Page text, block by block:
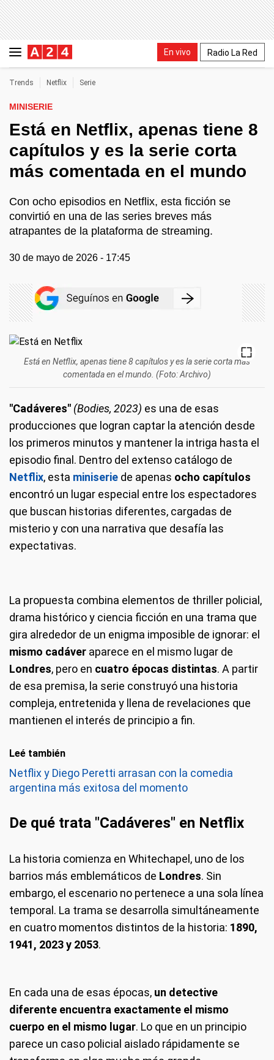
En vivo Radio La Red
Trends Netflix Serie
MINISERIE
Está en Netflix, apenas tiene 8
capítulos y es la serie corta
más comentada en el mundo
Con ocho episodios en Netflix, esta ficción se
convirtió en una de las series breves más
atrapantes de la plataforma de streaming.
30 de mayo de 2026 - 17:45
Está en Netflix, apenas tiene 8 capítulos y es la serie corta más
comentada en el mundo. (Foto: Archivo)
"Cadáveres" (Bodies, 2023) es una de esas
producciones que logran captar la atención desde
los primeros minutos y mantener la intriga hasta el
episodio final. Dentro del extenso catálogo de
Netflix, esta miniserie de apenas ocho capítulos
encontró un lugar especial entre los espectadores
que buscan historias diferentes, cargadas de
misterio y con una narrativa que desafía las
expectativas.
La propuesta combina elementos de thriller policial,
drama histórico y ciencia ficción en una trama que
gira alrededor de un enigma imposible de ignorar: el
mismo cadáver aparece en el mismo lugar de
Londres, pero en cuatro épocas distintas. A partir
de esa premisa, la serie construyó una historia
compleja, entretenida y llena de revelaciones que
mantienen el interés de principio a fin.
Leé también
Netflix y Diego Peretti arrasan con la comedia
argentina más exitosa del momento
De qué trata "Cadáveres" en Netflix
La historia comienza en Whitechapel, uno de los
barrios más emblemáticos de Londres. Sin
embargo, el escenario no pertenece a una sola línea
temporal. La trama se desarrolla simultáneamente
en cuatro momentos distintos de la historia: 1890,
1941, 2023 y 2053.
En cada una de esas épocas, un detective
diferente encuentra exactamente el mismo
cuerpo en el mismo lugar. Lo que en un principio
parece un caso policial aislado rápidamente se